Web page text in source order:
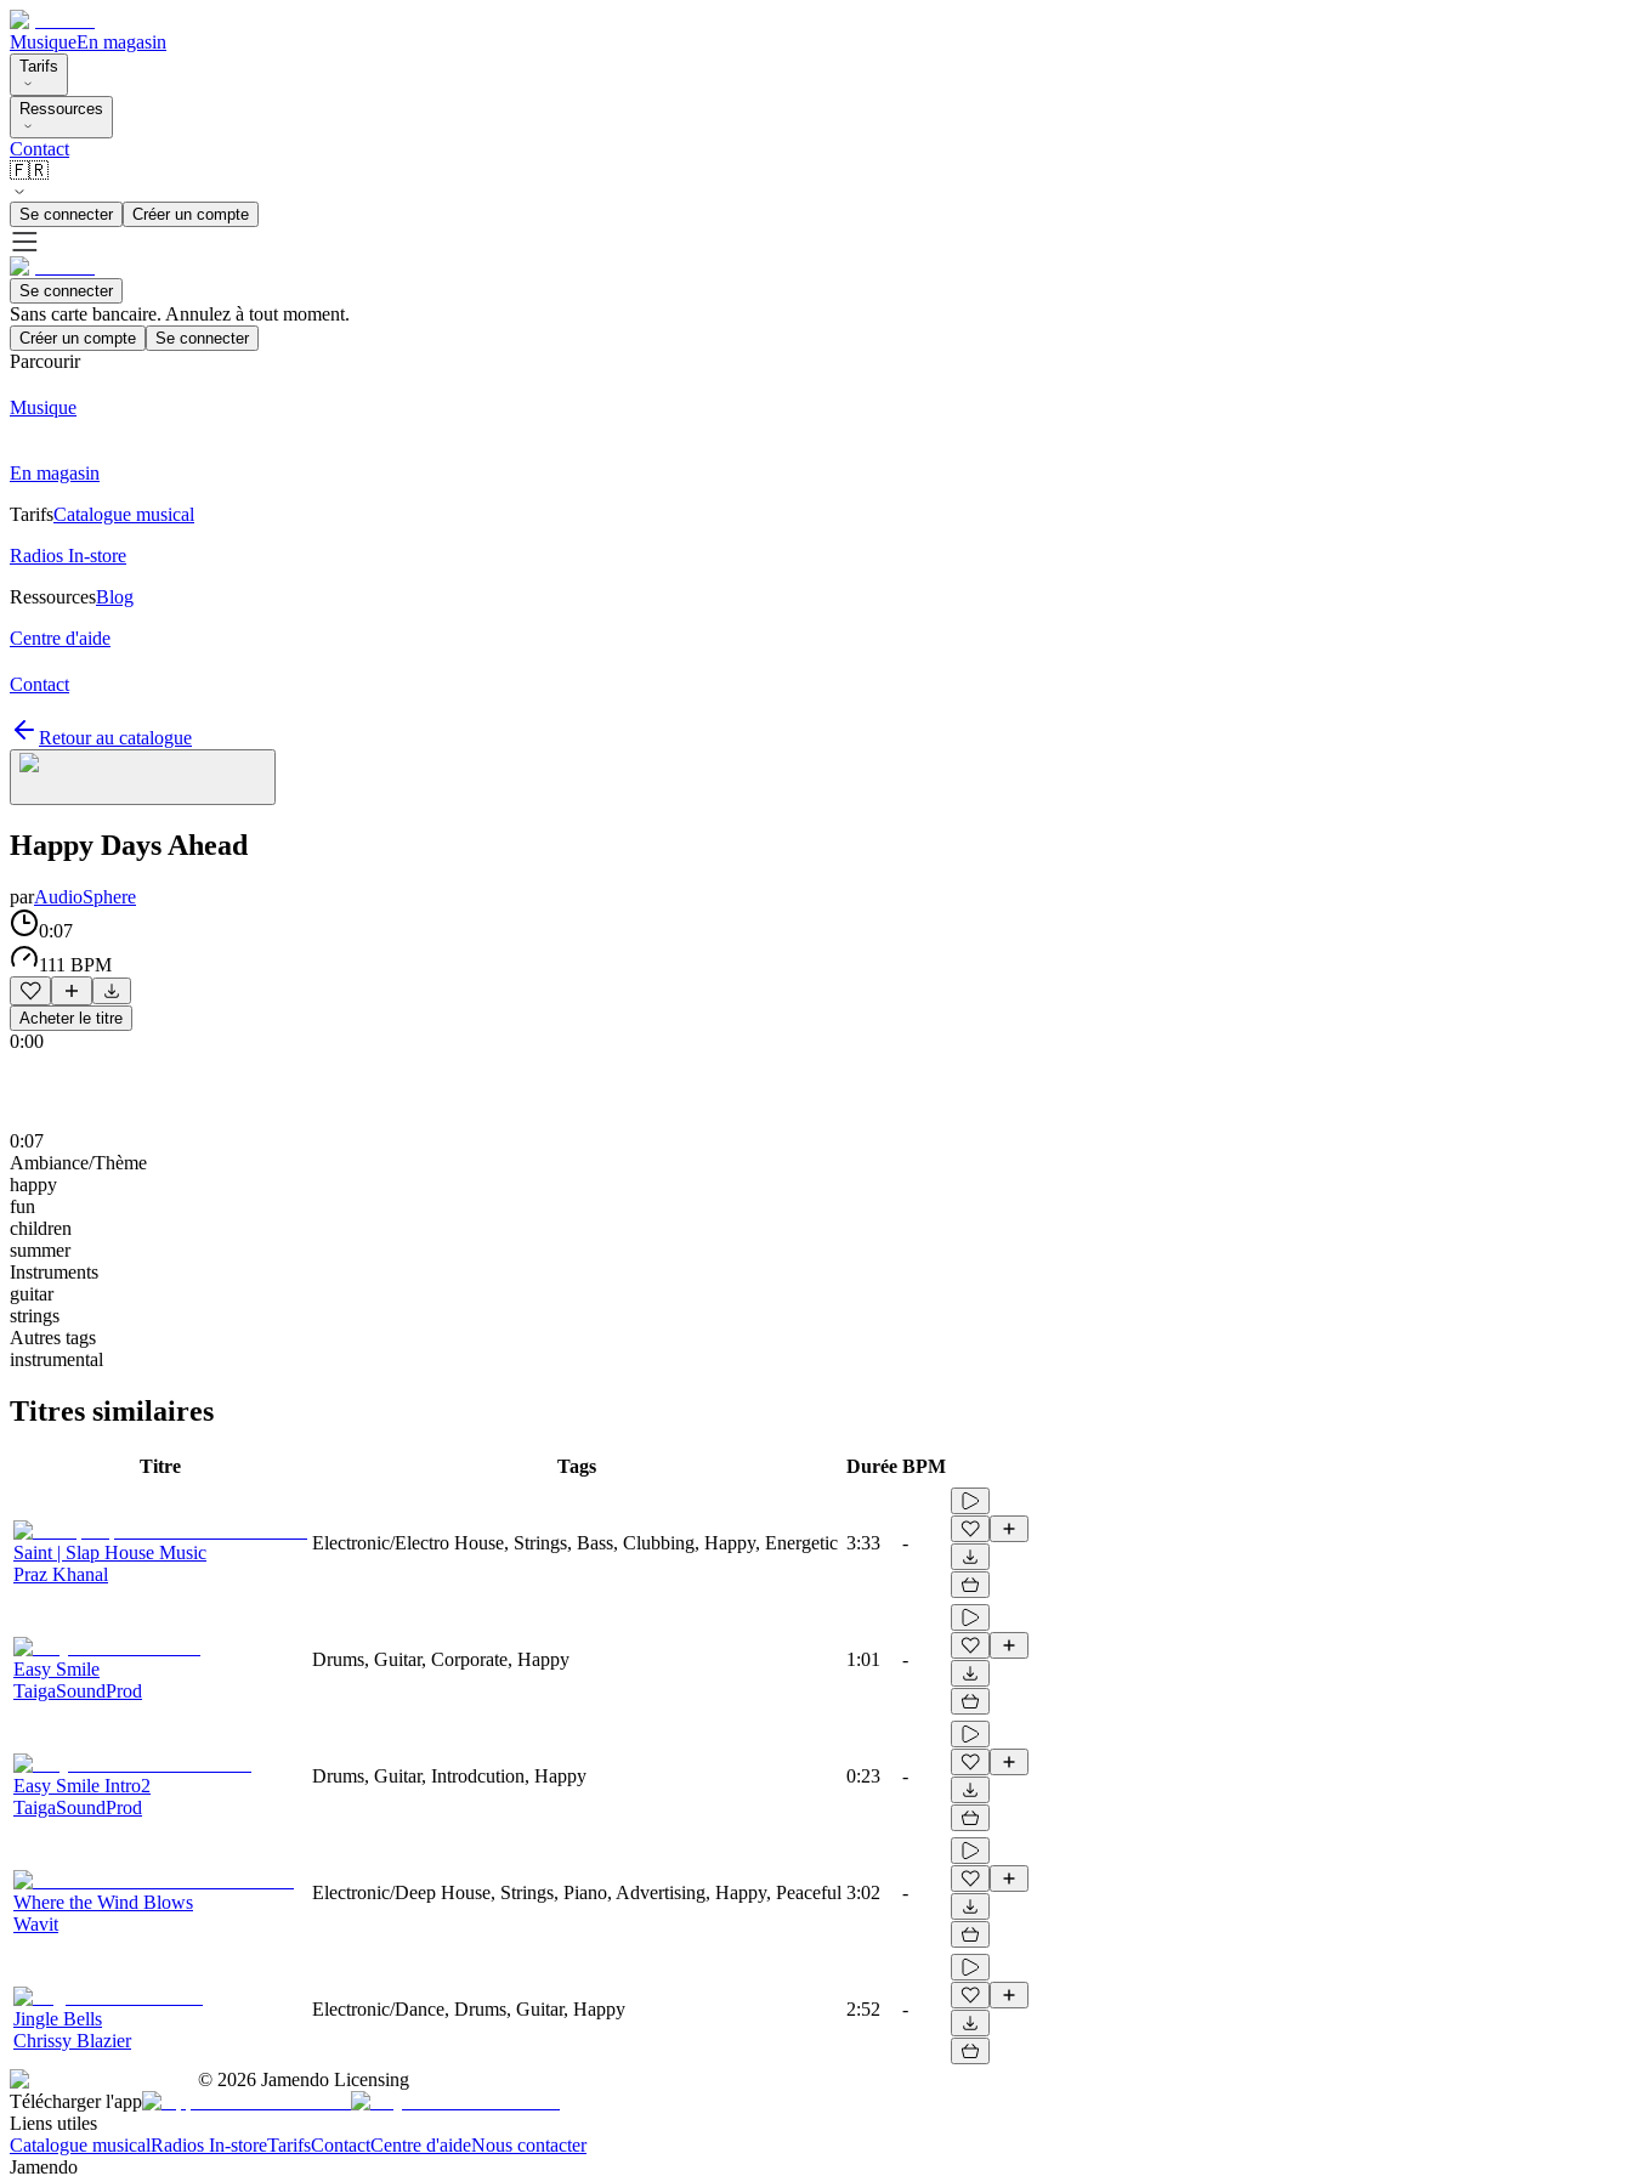
MusiqueEn magasin
Tarifs
Ressources
Contact
🇫🇷
Se connecter Créer un compte
Se connecter
Sans carte bancaire. Annulez à tout moment.
Créer un compte Se connecter
Parcourir
Musique
En magasin
TarifsCatalogue musical
Radios In-store
RessourcesBlog
Centre d'aide
Contact
Retour au catalogue
Happy Days Ahead
parAudioSphere
0:07
111 BPM
Acheter le titre
0:00
0:07
Ambiance/Thème
happy
fun
children
summer
Instruments
guitar
strings
Autres tags
instrumental
Titres similaires
Titre Tags Durée BPM
Saint | Slap House Music
Praz Khanal
Electronic/Electro House, Strings, Bass, Clubbing, Happy, Energetic 3:33 -
Easy Smile
TaigaSoundProd
Drums, Guitar, Corporate, Happy 1:01 -
Easy Smile Intro2
TaigaSoundProd
Drums, Guitar, Introdcution, Happy 0:23 -
Where the Wind Blows
Wavit
Electronic/Deep House, Strings, Piano, Advertising, Happy, Peaceful 3:02 -
Jingle Bells
Chrissy Blazier
Electronic/Dance, Drums, Guitar, Happy 2:52 -
© 2026 Jamendo Licensing
Télécharger l'app
Liens utiles
Catalogue musicalRadios In-storeTarifsContactCentre d'aideNous contacter
Jamendo